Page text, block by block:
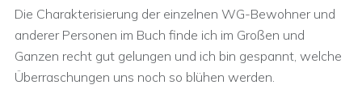
Die Charakterisierung der einzelnen WG-Bewohner und
anderer Personen im Buch finde ich im Großen und
Ganzen recht gut gelungen und ich bin gespannt, welche
Überraschungen uns noch so blühen werden.